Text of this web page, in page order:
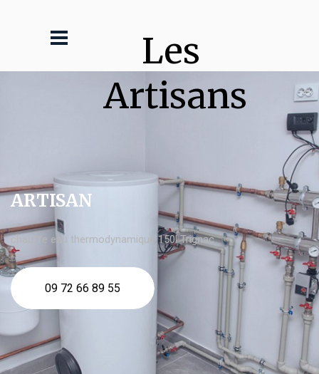
Les
Artisans
ARTISAN
chauffe eau thermodynamique 150l Trignac
09 72 66 89 55